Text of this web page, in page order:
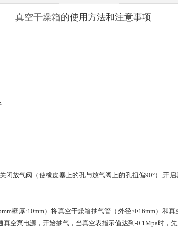
真空干燥箱的使用方法和注意事项
放气阀（使橡皮塞上的孔与放气阀上的孔扭偏90°）,开启
厚:10mm）将真空干燥箱抽气管（外径:Φ16mm）和真
空泵电源，开始抽气，当真空表指示值达到-0.1Mpa时，